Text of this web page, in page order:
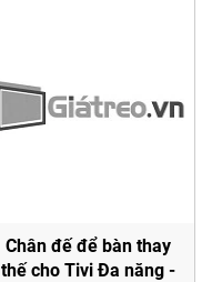
Chân đế để bàn thay
thế cho Tivi Đa năng -